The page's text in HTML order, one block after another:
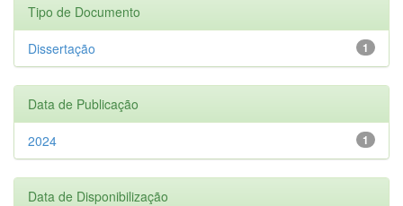
Tipo de Documento
1
Dissertação
Data de Publicação
1
2024
Data de Disponibilização